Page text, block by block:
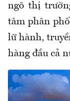
ngõ thị
tâm phân
lữ hành,
hàng đầu cả